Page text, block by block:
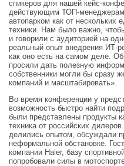
спикеров для нашей кейс-
действующим ТОП-менеджерам
автопарком как от нескольких
техники. Нам было важно,
и говорили с аудиторией на
реальный опыт внедрения ИТ-
как оно есть на самом деле.
просили дать полезную
собственники могли бы сразу
компаний и масштабировать».
Во время конференции у
возможность быстро найти
были представлены продукты
техника от российских
делились опытом, обсуждали
неформальной обстановке.
компании Haier, базу
попробовали силы в